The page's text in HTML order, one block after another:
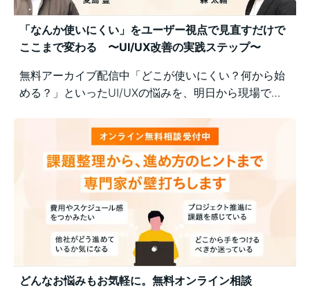
「なんか使いにくい」をユーザー視点で見直すだけで
ここまで変わる 〜UI/UX改善の実践ステップ〜
無料アーカイブ配信中「どこが使いにくい？何から始
める？」といったUI/UXの悩みを、明日から現場で実
の意識差に悩む方にもおすすめの実践型セミナーで
どんなお悩みもお気軽に。無料オンライン相談